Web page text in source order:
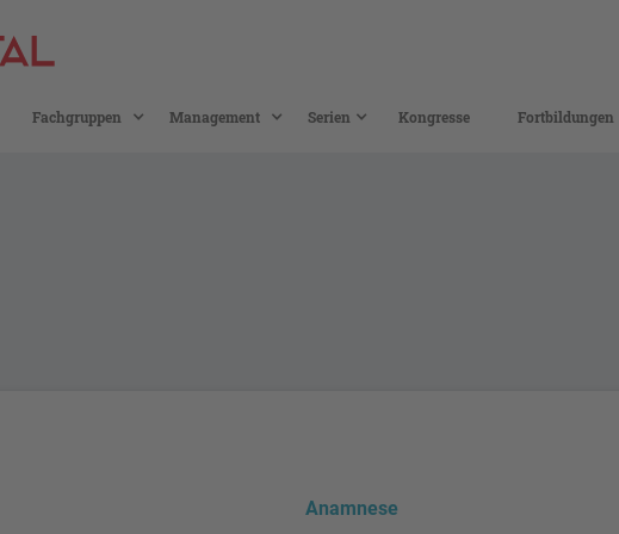
Fachgruppen Management Serien Kongresse Fortbildungen
Anamnese